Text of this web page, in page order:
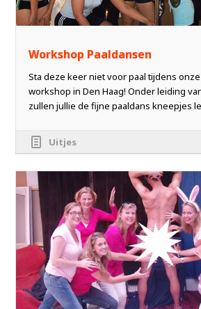
Workshop Paaldansen
Sta deze keer niet voor paal tijdens
workshop in Den Haag! Onder leiding
zullen jullie de fijne paaldans kneepjes
Uitjes